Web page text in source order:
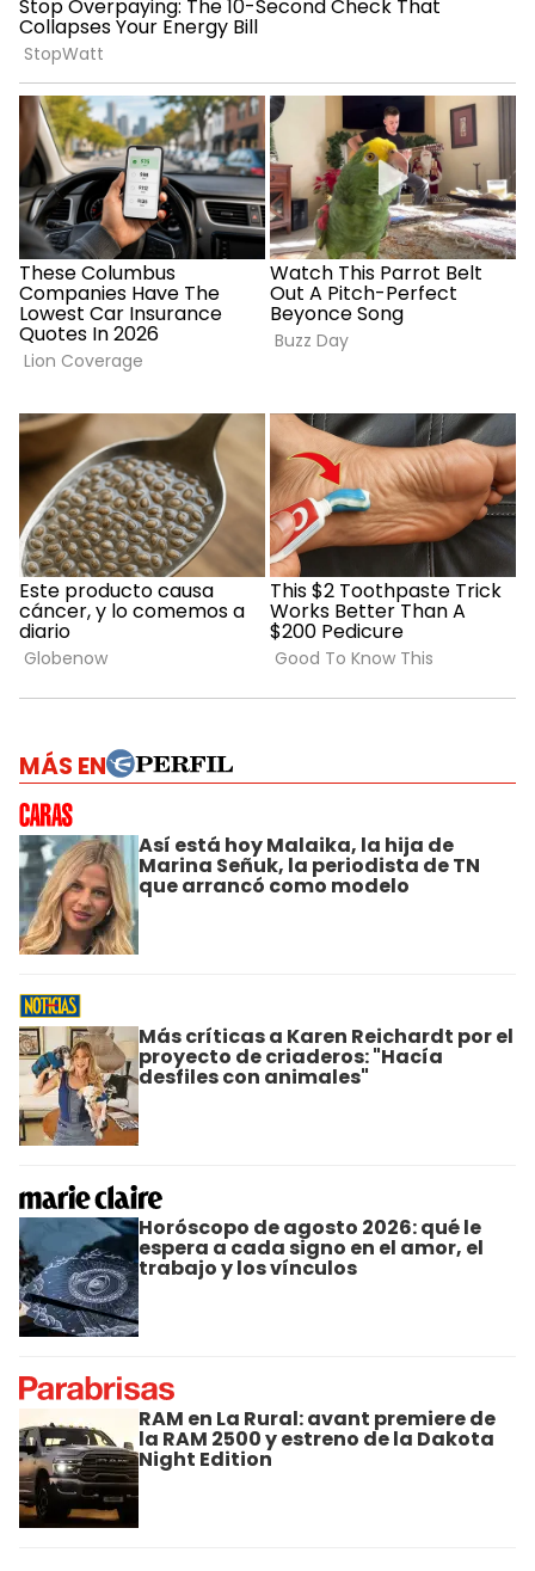
MÁS EN
Así está hoy Malaika, la hija de
Marina Señuk, la periodista de TN
que arrancó como modelo
Más críticas a Karen Reichardt por el
proyecto de criaderos: "Hacía
desfiles con animales"
Horóscopo de agosto 2026: qué le
espera a cada signo en el amor, el
trabajo y los vínculos
RAM en La Rural: avant premiere de
la RAM 2500 y estreno de la Dakota
Night Edition